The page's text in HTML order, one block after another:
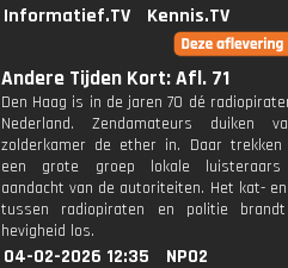
Informatief.TV
Kennis.TV
Andere Tijden Kort: Afl. 71
Den Haag is in de jaren 70 dé
Nederland. Zendamateurs duiken
zolderkamer de ether in. Daar
een grote groep lokale
aandacht van de autoriteiten. Het kat-
tussen radiopiraten en politie
hevigheid los.
04-02-2026 12:35 NPO2